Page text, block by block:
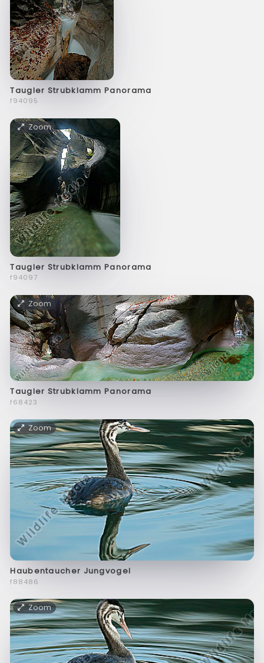
Taugler Strubklamm Panorama
f94095
Zoom
Taugler Strubklamm Panorama
f94097
Zoom
Taugler Strubklamm Panorama
f68423
Zoom
Haubentaucher Jungvogel
f88486
Zoom